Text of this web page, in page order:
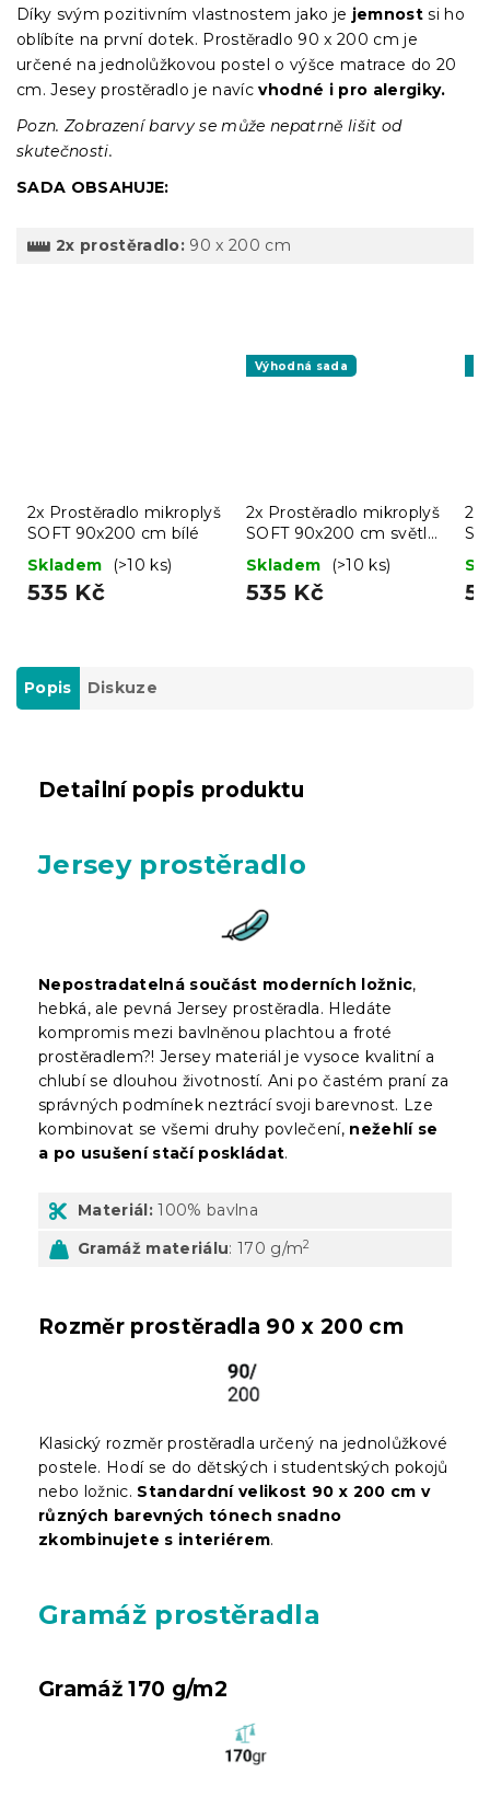
Díky svým pozitivním vlastnostem jako je jemnostsi ho
oblíbíte na první dotek. Prostěradlo 90 x 200 cm je
určené na jednolůžkovou postel o výšce matrace do 20
cm. Jesey prostěradlo je navícvhodné i pro alergiky.
Pozn. Zobrazení barvy se může nepatrně lišit od
skutečnosti.
SADA OBSAHUJE:
2x prostěradlo: 90 x 200 cm
2x Prostěradlo mikroplyš
SOFT 90x200 cm bílé
Skladem
(>10 ks)
535 Kč
Výhodná sada
2x Prostěradlo mikroplyš
SOFT 90x200 cm světle
šedé
Skladem (>10 ks)
535 Kč
2x
Popis Diskuze
Detailní popis produktu
Jersey prostěradlo
Nepostradatelná součást moderních ložnic,
hebká, ale pevná Jersey prostěradla. Hledáte
kompromis mezi bavlněnou plachtou a froté
prostěradlem?! Jersey materiál je vysoce kvalitní a
chlubí se dlouhou životností. Ani po častém praní za
správných podmínek neztrácí svoji barevnost. Lze
kombinovat se všemi druhy povlečení, nežehlí se
a po usušení stačí poskládat.
Materiál: 100% bavlna
Gramáž materiálu: 170 g/m2
Rozměr prostěradla 90 x 200 cm
Klasický rozměr prostěradla určený na jednolůžkové
postele. Hodí se do dětských i studentských pokojů
nebo ložnic. Standardní velikost 90 x 200 cm v
různých barevných tónech snadno
zkombinujete s interiérem.
Gramáž prostěradla
Gramáž 170 g/m2